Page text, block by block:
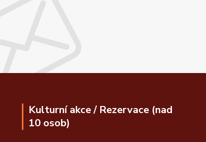
Kulturní akce / Rezervace (nad
10 osob)